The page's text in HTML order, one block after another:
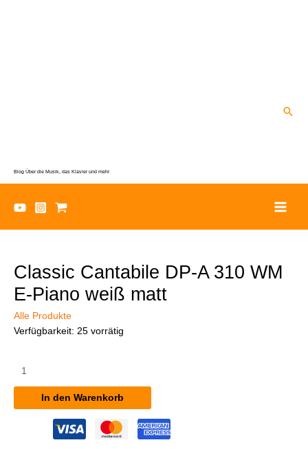
Blog Über die Musik, das Klavier und mehr
Classic Cantabile DP-A 310 WM
E-Piano weiß matt
Alle Produkte
Verfügbarkeit: 25 vorrätig
Cantabile
A
In den Warenkorb